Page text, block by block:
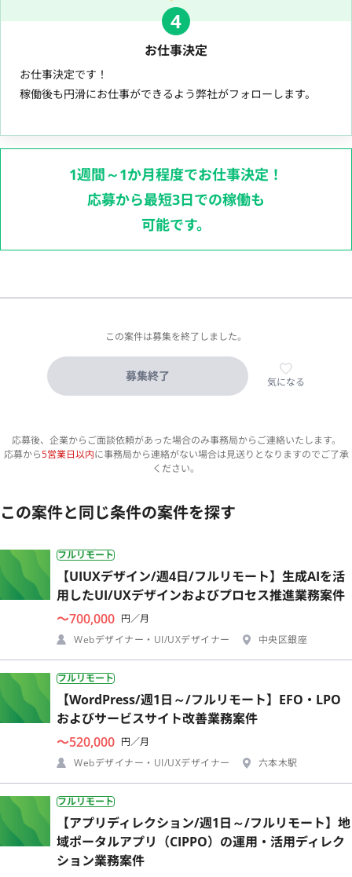
4
お仕事決定
お仕事決定です！
稼働後も円滑にお仕事ができるよう弊社がフォローします。
1週間～1か月程度でお仕事決定！
応募から最短3日での稼働も
可能です。
この案件は募集を終了しました。
募集終了 気になる
応募後、企業からご面談依頼があった場合のみ事務局からご連絡いたします。
応募から5営業日以内に事務局から連絡がない場合は見送りとなりますのでご了承
ください。
この案件と同じ条件の案件を探す
フルリモート
【UIUXデザイン/週4日/フルリモート】生成AIを活
用したUI/UXデザインおよびプロセス推進業務案件
〜700,000 円／月
Webデザイナー・UI/UXデザイナー
中央区銀座
フルリモート
【WordPress/週1日～/フルリモート】EFO・LPO
およびサービスサイト改善業務案件
〜520,000 円／月
Webデザイナー・UI/UXデザイナー
六本木駅
フルリモート
【アプリディレクション/週1日～/フルリモート】地
域ポータルアプリ（CIPPO）の運用・活用ディレク
ション業務案件